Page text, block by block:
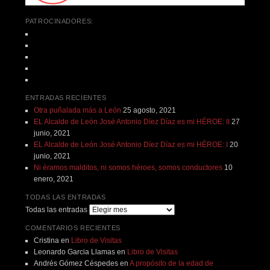
PATROCINADORES:
ENTRADAS RECIENTES
Otra puñalada más a León 25 agosto, 2021
EL Alcalde de León José Antonio Díez Díaz es mi HÉROE: II
27
junio, 2021
EL Alcalde de León José Antonio Díez Díaz es mi HÉROE: I
20
junio, 2021
Ni éramos malditos, ni somos héroes, somos conductores 10
enero, 2021
TODAS LAS ENTRADAS
Todas las entradas
COMENTARIOS RECIENTES
Cristinaen Libro de Visitas
Leonardo Garcia Llamasen Libro de Visitas
Andrés Gómez Céspedesen A propósito de la edad de